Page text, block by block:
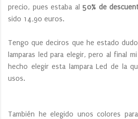
precio, pues estaba al 50% de
sido 14,90 euros.
Tengo que deciros que he estado
lamparas led para elegir, pero al final
hecho elegir esta lampara Led de la
usos.
También he elegido unos colores